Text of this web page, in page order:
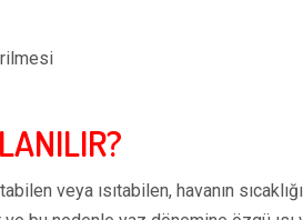
veya ısıtabilen, havanın